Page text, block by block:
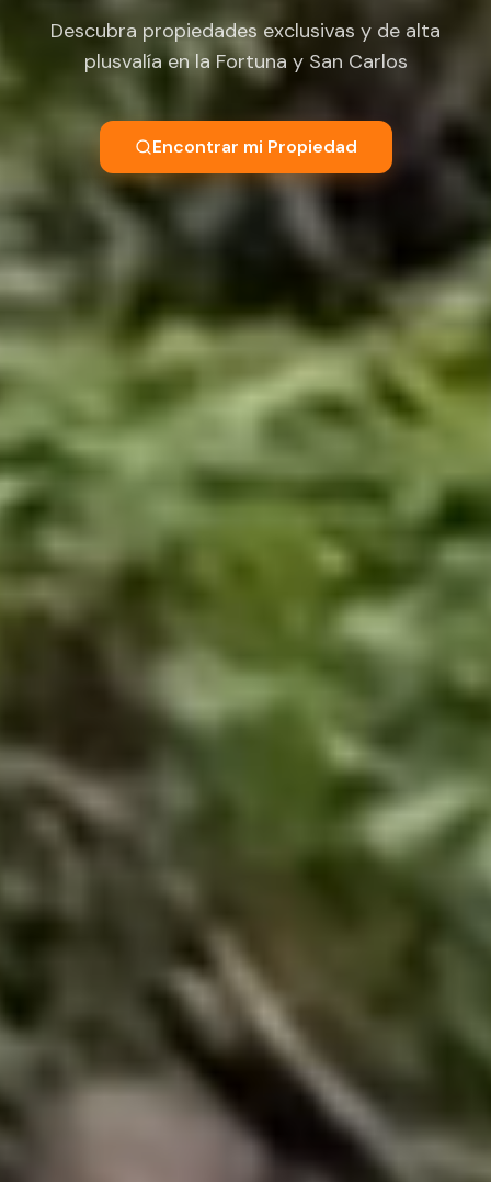
Descubra propiedades exclusivas y de alta
plusvalía en la Fortuna y San Carlos
Encontrar mi Propiedad